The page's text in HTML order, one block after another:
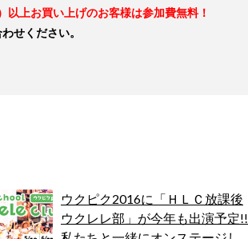
上お買い上げのお客様は参加費無料！
せください。
ウクピク2016に「ＨＬＣ放課後
ウクレレ部」が今年も出演予定!!